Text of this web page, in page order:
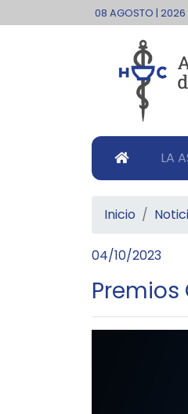
08 AGOSTO | 2026
LA
Inicio
04/10/2023